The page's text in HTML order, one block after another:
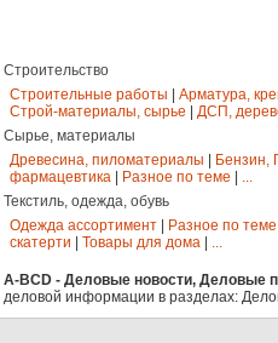
Строительство
Строительные работы
Арматура,
Строй-материалы, сырье
ДСП,
Сырье, материалы
Древесина, пиломатериалы
Бензин,
фармацевтика
Разное по теме
...
Текстиль, одежда, обувь
Одежда ассортимент
Разное по теме
скатерти
Товары для дома ...
A-BCD - Деловые новости, Деловые
деловой информации в разделах: